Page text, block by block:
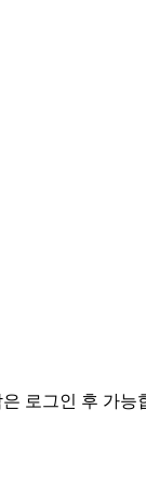
로그인 후 가능